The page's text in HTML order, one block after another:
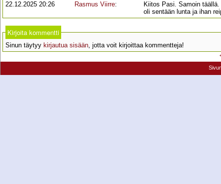
22.12.2025 20:26
Rasmus Viirre:
Kiitos Pasi. Samoin
oli sentään lunta ja ihan
Kirjoita kommentti
Sinun täytyy kirjautua sisään, jotta voit kirjoittaa kommentteja!